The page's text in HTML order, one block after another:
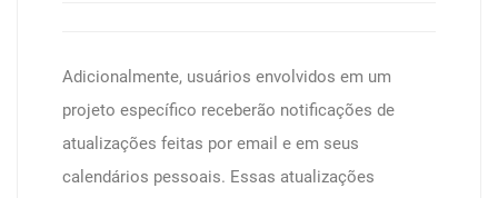
Adicionalmente, usuários envolvidos em um
projeto específico receberão notificações de
atualizações feitas por email e em seus
calendários pessoais. Essas atualizações